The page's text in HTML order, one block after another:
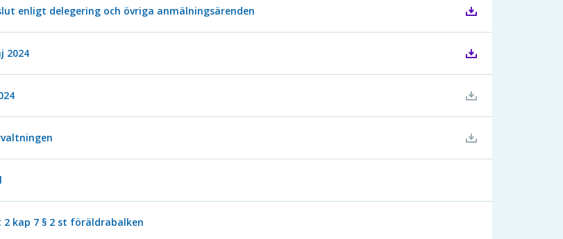
enligt delegering och övriga anmälningsärenden
2024
kap 7 § 2 st föräldrabalken